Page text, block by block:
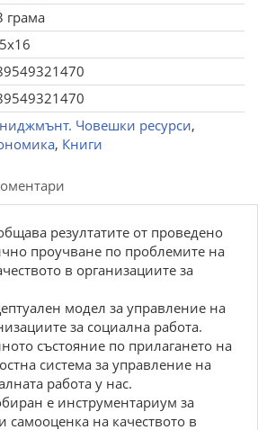
грама
Човешки ресурси,
, Книги
резултатите от проведено
проучване по проблемите на
в организациите за
модел за управление на
за социална работа.
състояние по прилагането на
система за управление на
работа у нас.
е инструментариум за
самооценка на качеството в